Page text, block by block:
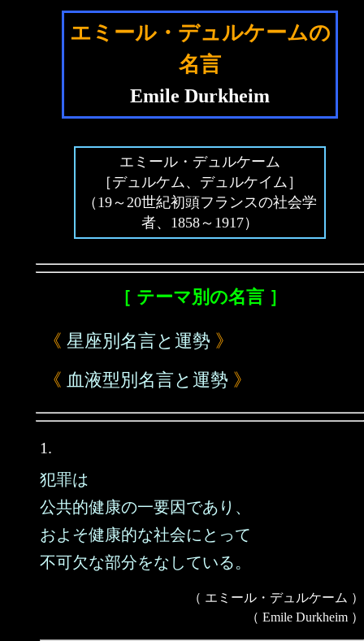
エミール・デュルケームの
名言
Emile Durkheim
エミール・デュルケーム
［デュルケム、デュルケイム］
（19～20世紀初頭フランスの社会学
者、1858～1917）
［ テーマ別の名言 ］
《 星座別名言と運勢 》
《 血液型別名言と運勢 》
1.
犯罪は
公共的健康の一要因であり、
およそ健康的な社会にとって
不可欠な部分をなしている。
（ エミール・デュルケーム ）
（ Emile Durkheim ）